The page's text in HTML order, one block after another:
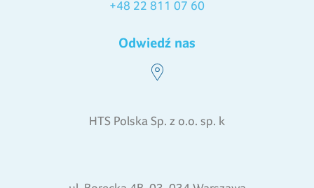
+48 22 811 07 60
Odwiedź nas
HTS Polska Sp. z o.o. sp. k